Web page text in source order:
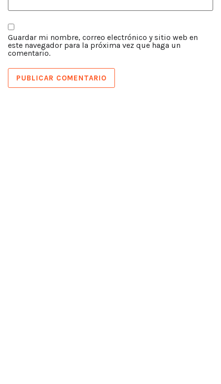
Guardar mi nombre, correo electrónico y sitio web en
este navegador para la próxima vez que haga un
comentario.